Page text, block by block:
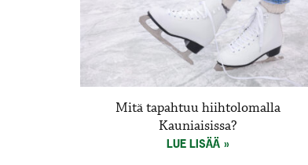
Mitä tapahtuu hiihtolomalla
Kauniaisissa?
LUE LISÄÄ